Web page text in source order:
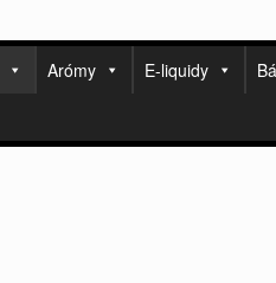
Arómy E-liquidy